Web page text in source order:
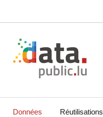
Données Réutilisations